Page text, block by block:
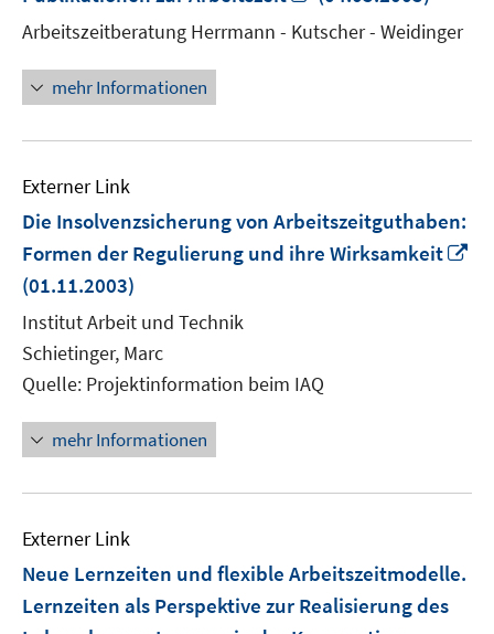
neuem
Fenster
Arbeitszeitberatung Herrmann - Kutscher - Weidinger
mehr Informationen
Externer Link
Die Insolvenzsicherung von Arbeitszeitguthaben:
Formen der Regulierung und ihre Wirksamkeit
(01.11.2003)
Institut Arbeit und Technik
Schietinger, Marc
Quelle: Projektinformation beim IAQ
mehr Informationen
Externer Link
Neue Lernzeiten und flexible Arbeitszeitmodelle.
Lernzeiten als Perspektive zur Realisierung des